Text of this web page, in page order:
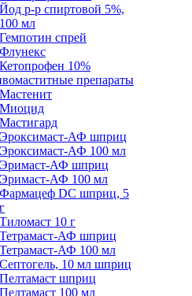
Йод р-р спиртовой 5%,
100 мл
Гемпотин спрей
Флунекс
Кетопрофен 10%
препараты
Мастенит
Миоцид
Мастигард
Эроксимаст-АФ шприц
Эроксимаст-АФ 100 мл
Эримаст-АФ шприц
Эримаст-АФ 100 мл
Фармацеф DC шприц, 5
г
Тиломаст 10 г
Тетрамаст-АФ шприц
Тетрамаст-АФ 100 мл
Септогель, 10 мл шприц
Пелтамаст шприц
Пелтамаст 100 мл